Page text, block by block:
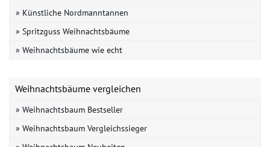
» Künstliche Nordmanntannen
» Spritzguss Weihnachtsbäume
» Weihnachtsbäume wie echt
Weihnachtsbäume vergleichen
» Weihnachtsbaum Bestseller
» Weihnachtsbaum Vergleichssieger